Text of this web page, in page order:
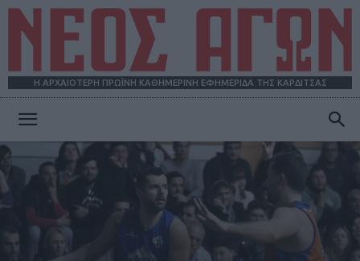
Η ΑΡΧΑΙΟΤΕΡΗ ΠΡΩΪΝΗ ΚΑΘΗΜΕΡΙΝΗ ΕΦΗΜΕΡΙΔΑ ΤΗΣ ΚΑΡΔΙΤΣΑΣ
ΑΓΩΝ